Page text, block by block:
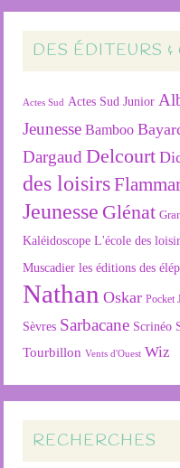
DES ÉDITEURS
Actes Sud Actes Sud Junior
Jeunesse Bamboo
Dargaud Delcourt
des loisirs
Jeunesse Glénat
Kaléidoscope L'école des
Muscadier les éditions des
Nathan Oskar Pocket
Sèvres Sarbacane Scrinéo
Tourbillon Vents d'Ouest Wiz
RECHERCHES